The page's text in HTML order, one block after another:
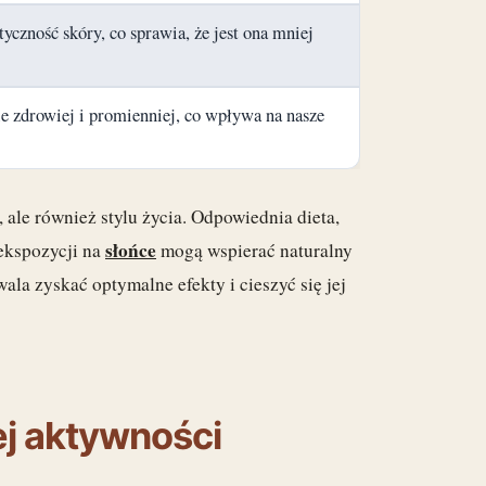
skóry, co sprawia, że jest ona mniej
zdrowiej i promienniej, co wpływa na nasze
również stylu życia. Odpowiednia dieta,
nasłońcemogą wspierać naturalny
zyskać optymalne efekty i cieszyć się jej
aktywności